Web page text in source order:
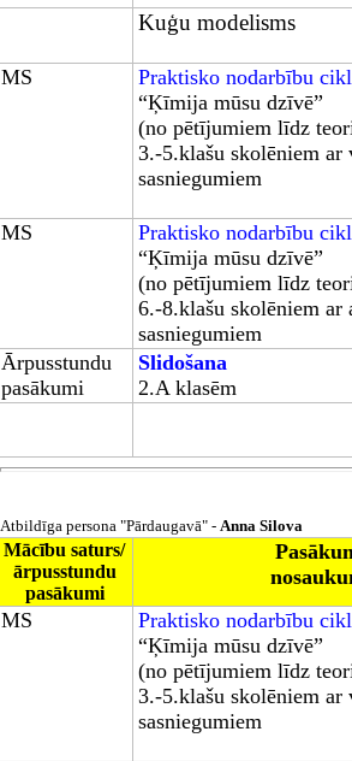
Kuģu modelisms
MS
Praktisko nodarbību
“Ķīmija mūsu dzīvē”
(no pētījumiem līdz
3.-5.klašu skolēniem ar
sasniegumiem
MS
Praktisko nodarbību
“Ķīmija mūsu dzīvē”
(no pētījumiem līdz
6.-8.klašu skolēniem ar
sasniegumiem
Ārpusstundu
pasākumi
Slidošana
2.A klasēm
Atbildīga persona "Pārdaugavā" - Anna Silova
Mācību saturs/
ārpusstundu
pasākumi
MS
Praktisko nodarbību
“Ķīmija mūsu dzīvē”
(no pētījumiem līdz
3.-5.klašu skolēniem ar
sasniegumiem